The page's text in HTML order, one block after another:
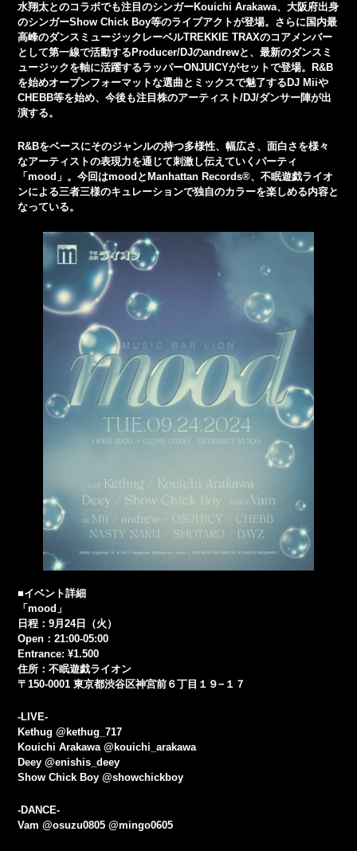
水翔太とのコラボでも注目のシンガーKouichi Arakawa、大阪府出身
のシンガーShow Chick Boy等のライブアクトが登場。さらに国内最
高峰のダンスミュージックレーベルTREKKIE TRAXのコアメンバー
として第一線で活動するProducer/DJのandrewと、最新のダンスミ
ュージックを軸に活躍するラッパーONJUICYがセットで登場。R&B
を始めオープンフォーマットな選曲とミックスで魅了するDJ Miiや
CHEBB等を始め、今後も注目株のアーティスト/DJ/ダンサー陣が出
演する。
R&Bをベースにそのジャンルの持つ多様性、幅広さ、面白さを様々
なアーティストの表現力を通じて刺激し伝えていくパーティ
「mood」。今回はmoodとManhattan Records®、不眠遊戯ライオ
ンによる三者三様のキュレーションで独自のカラーを楽しめる内容と
なっている。
■イベント詳細
「mood」
日程：9月24日（火）
Open：21:00-05:00
Entrance: ¥1.500
住所：不眠遊戯ライオン
〒150-0001 東京都渋谷区神宮前６丁目１９−１７
-LIVE-
Kethug @kethug_717
Kouichi Arakawa @kouichi_arakawa
Deey @enishis_deey
Show Chick Boy @showchickboy
-DANCE-
Vam @osuzu0805 @mingo0605